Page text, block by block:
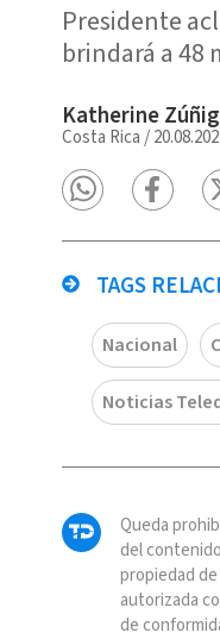
Presidente
brindará a 48
Katherine
Costa Rica /
TAGS
Nacional
Noticias
Queda
del
propiedad
autorizada
de